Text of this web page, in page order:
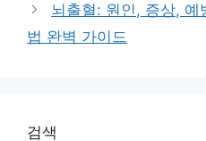
뇌출혈: 원인, 증상, 예
법 완벽 가이드
검색